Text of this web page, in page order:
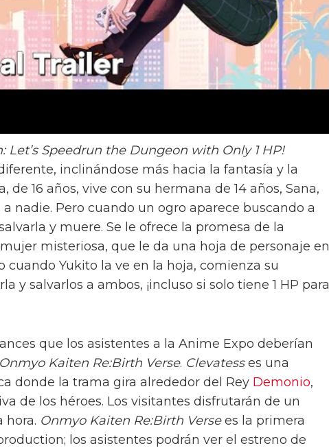
Speedrun the Dungeon with Only 1 HP!
inclinándose más hacia la fantasía y la
de 16 años, vive con su hermana de 14 años, Sana,
nadie. Pero cuando un ogro aparece buscando a
y muere. Se le ofrece la promesa de la
misteriosa, que le da una hoja de personaje en
cuando Yukito la ve en la hoja, comienza su
y salvarlos a ambos, ¡incluso si solo tiene 1 HP para
que los asistentes a la Anime Expo deberían
Onmyo Kaiten Re:Birth Verse. Clevatesses una
donde la trama gira alrededor del Rey Demonio,
de los héroes. Los visitantes disfrutarán de un
hora. Onmyo Kaiten Re:Birth Versees la primera
los asistentes podrán ver el estreno de